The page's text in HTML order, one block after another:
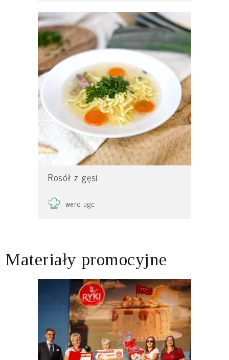
Rosół z gęsi
wero.ugc
Materiały promocyjne